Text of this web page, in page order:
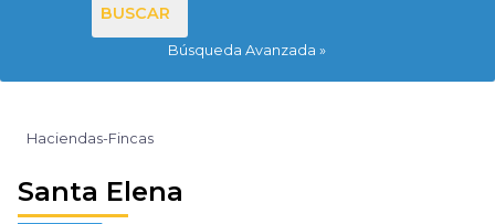
BUSCAR
Búsqueda Avanzada
Haciendas-Fincas
Santa Elena